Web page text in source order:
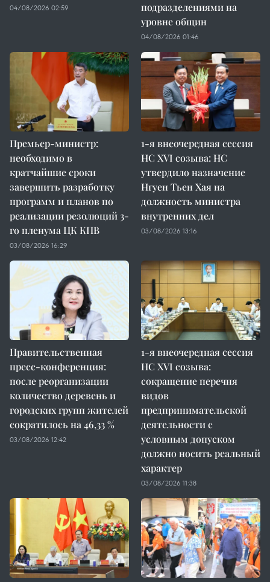
04/08/2026 02:59
подразделениями на
уровне общин
04/08/2026 01:46
Премьер-министр:
необходимо в
кратчайшие сроки
завершить разработку
программ и планов по
реализации резолюций 3-
го пленума ЦК КПВ
03/08/2026 16:29
1-я внеочередная сессия
НС XVI созыва: НС
утвердило назначение
Нгуен Тьен Хая на
должность министра
внутренних дел
03/08/2026 13:16
Правительственная
пресс-конференция:
после реорганизации
количество деревень и
городских групп жителей
сократилось на 46,33 %
03/08/2026 12:42
1-я внеочередная сессия
НС XVI созыва:
сокращение перечня
видов
предпринимательской
деятельности с
условным допуском
должно носить реальный
характер
03/08/2026 11:38